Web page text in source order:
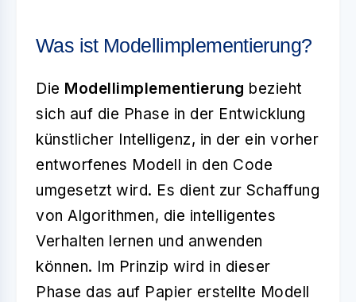
Was ist Modellimplementierung?
Die Modellimplementierung bezieht
sich auf die Phase in der Entwicklung
künstlicher Intelligenz, in der ein vorher
entworfenes Modell in den Code
umgesetzt wird. Es dient zur Schaffung
von Algorithmen, die intelligentes
Verhalten lernen und anwenden
können. Im Prinzip wird in dieser
Phase das auf Papier erstellte Modell